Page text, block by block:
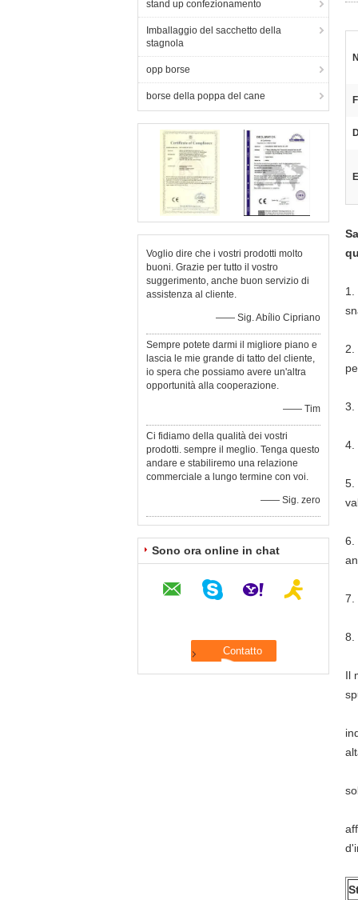
stand up confezionamento
Imballaggio del sacchetto della
stagnola
opp borse
borse della poppa del cane
Voglio dire che i vostri prodotti molto
buoni. Grazie per tutto il vostro
suggerimento, anche buon servizio di
assistenza al cliente.
—— Sig. Abílio Cipriano
Sempre potete darmi il migliore piano e
lascia le mie grande di tatto del cliente,
io spera che possiamo avere un'altra
opportunità alla cooperazione.
—— Tim
Ci fidiamo della qualità dei vostri
prodotti. sempre il meglio. Tenga questo
andare e stabiliremo una relazione
commerciale a lungo termine con voi.
—— Sig. zero
Sono ora online in chat
1.
2.
3.
4.
5.
6.
7.
8.
Il